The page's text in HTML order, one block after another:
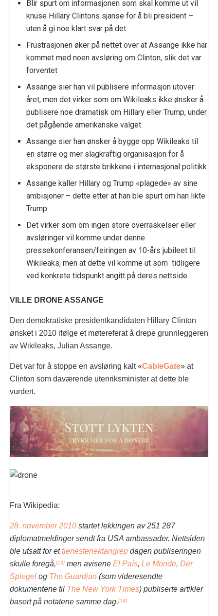
Blir spurt om informasjonen som skal komme ut vil
knuse Hillary Clintons sjanse for å bli president –
uten å gi noe klart svar på det
Frustrasjonen øker på nettet over at Assange ikke har
kommet med noen avsløring om Clinton, slik det var
forventet
Assange sier han vil publisere informasjon utover
året, men det virker som om Wikileaks ikke ønsker å
publisere noe dramatisk om Hillary eller Trump, under
det pågående amerikanske valget.
Assange sier han ønsker å bygge opp Wikileaks til
en større og mer slagkraftig organisasjon for å
eksponere de største brikkene i internasjonal politikk
Assange kaller Hillary og Trump «plagede» av sine
ambisjoner – dette etter at han ble spurt om han likte
Trump
Det virker som om ingen store overraskelser eller
avsløringer vil komme under denne
pressekonferansen/feiringen av 10-års jubileet til
Wikileaks, men at dette vil komme ut som tidligere
ved konkrete tidspunkt angitt på deres nettside
VILLE DRONE ASSANGE
Den demokratiske presidentkandidaten Hillary Clinton
ønsket i 2010 ifølge et møtereferat å drepe grunnleggeren
av Wikileaks, Julian Assange.
Det var for å stoppe en avsløring kalt «CableGate» at
Clinton som daværende utenriksminister at dette ble
vurdert.
Fra Wikipedia:
28. november 2010 startet lekkingen av 251 287
diplomatmeldinger sendt fra USA ambassader. Nettsiden
ble utsatt for ettjenestenektangrep dagen publiseringen
skulle foregå,[13] men avisene El País, Le Monde, Der
Spiegel og The Guardian (som videresendte
dokumentene til The New York Times) publiserte artikler
basert på notatene samme dag.[14]